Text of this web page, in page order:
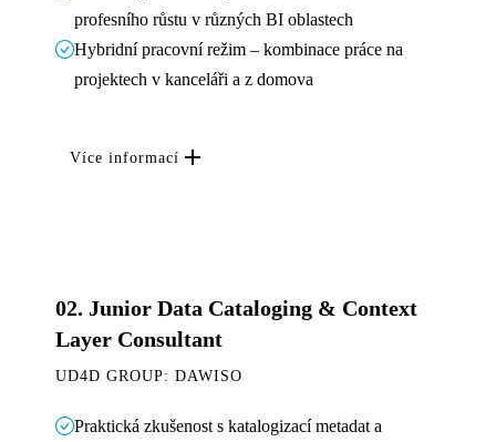
profesního růstu v různých BI oblastech
Hybridní pracovní režim – kombinace práce na
projektech v kanceláři a z domova
Více informací
02. Junior Data Cataloging & Context
Layer Consultant
UD4D GROUP: DAWISO
Praktická zkušenost s katalogizací metadat a